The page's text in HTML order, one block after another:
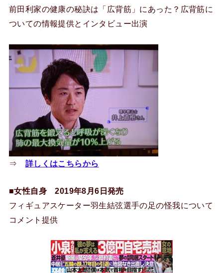
前田利家の健康の秘訣は「広背筋」にあった？広背筋に
ついての情報提供とインタビュー出演
⇒ 詳しくはこちらから
■女性自身 2019年8月6日発売
フィギュアスケーター羽生結弦選手の足の怪我について
コメント提供